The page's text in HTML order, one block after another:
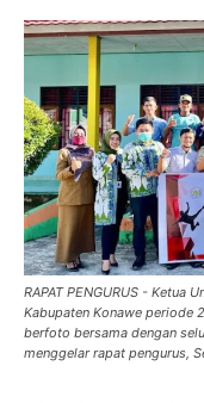
RAPAT PENGURUS - Ketua
Kabupaten Konawe periode
berfoto bersama dengan
menggelar rapat pengurus,